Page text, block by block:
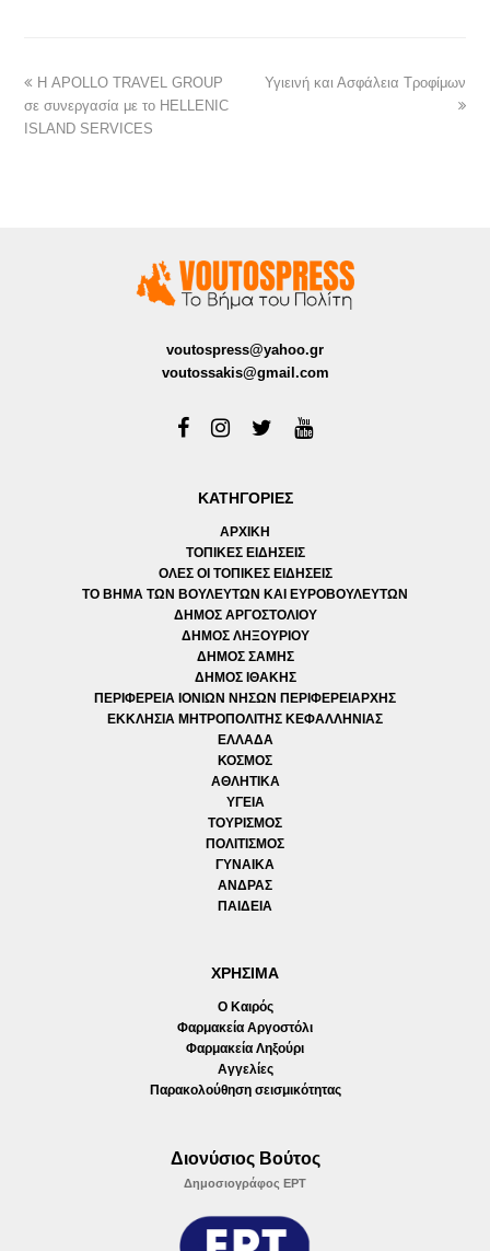
Η APOLLO TRAVEL GROUP
σε συνεργασία με το HELLENIC
ISLAND SERVICES
Υγιεινή και Ασφάλεια Τροφίμων
voutospress@yahoo.gr
voutossakis@gmail.com
ΚΑΤΗΓΟΡΙΕΣ
ΑΡΧΙΚΗ
ΤΟΠΙΚΕΣ ΕΙΔΗΣΕΙΣ
ΟΛΕΣ ΟΙ ΤΟΠΙΚΕΣ ΕΙΔΗΣΕΙΣ
ΤΟ ΒΗΜΑ ΤΩΝ ΒΟΥΛΕΥΤΩΝ ΚΑΙ ΕΥΡΟΒΟΥΛΕΥΤΩΝ
ΔΗΜΟΣ ΑΡΓΟΣΤΟΛΙΟΥ
ΔΗΜΟΣ ΛΗΞΟΥΡΙΟΥ
ΔΗΜΟΣ ΣΑΜΗΣ
ΔΗΜΟΣ ΙΘΑΚΗΣ
ΠΕΡΙΦΕΡΕΙΑ ΙΟΝΙΩΝ ΝΗΣΩΝ ΠΕΡΙΦΕΡΕΙΑΡΧΗΣ
ΕΚΚΛΗΣΙΑ ΜΗΤΡΟΠΟΛΙΤΗΣ ΚΕΦΑΛΛΗΝΙΑΣ
ΕΛΛΑΔΑ
ΚΟΣΜΟΣ
ΑΘΛΗΤΙΚΑ
ΥΓΕΙΑ
ΤΟΥΡΙΣΜΟΣ
ΠΟΛΙΤΙΣΜΟΣ
ΓΥΝΑΙΚΑ
ΑΝΔΡΑΣ
ΠΑΙΔΕΙΑ
ΧΡΗΣΙΜΑ
Ο Καιρός
Φαρμακεία Αργοστόλι
Φαρμακεία Ληξούρι
Αγγελίες
Παρακολούθηση σεισμικότητας
Διονύσιος Βούτος
Δημοσιογράφος ΕΡΤ